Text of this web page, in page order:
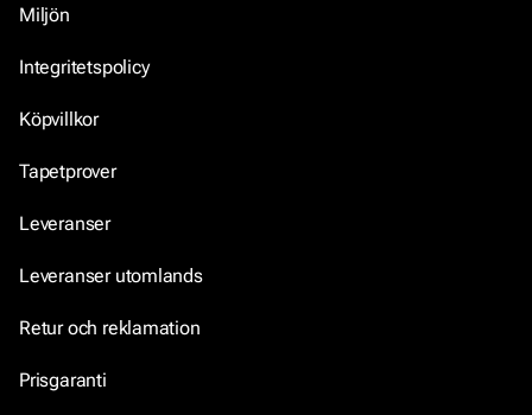
Miljön
Integritetspolicy
Köpvillkor
Tapetprover
Leveranser
Leveranser utomlands
Retur och reklamation
Prisgaranti